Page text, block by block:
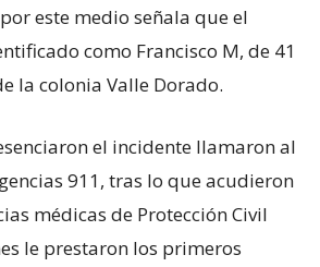
este medio señala que el
como Francisco M, de 41
la colonia Valle Dorado.
el incidente llamaron al
911, tras lo que acudieron
médicas de Protección Civil
le prestaron los primeros